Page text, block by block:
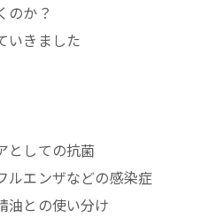
のか？
いきました
としての抗菌
ルエンザなどの感染症
油との使い分け